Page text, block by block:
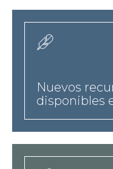
news
Nuevos
disponibles